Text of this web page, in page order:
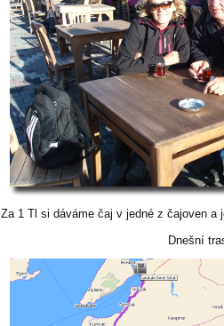
Za 1 Tl si dáváme čaj v jedné z čajoven a
Dnešní